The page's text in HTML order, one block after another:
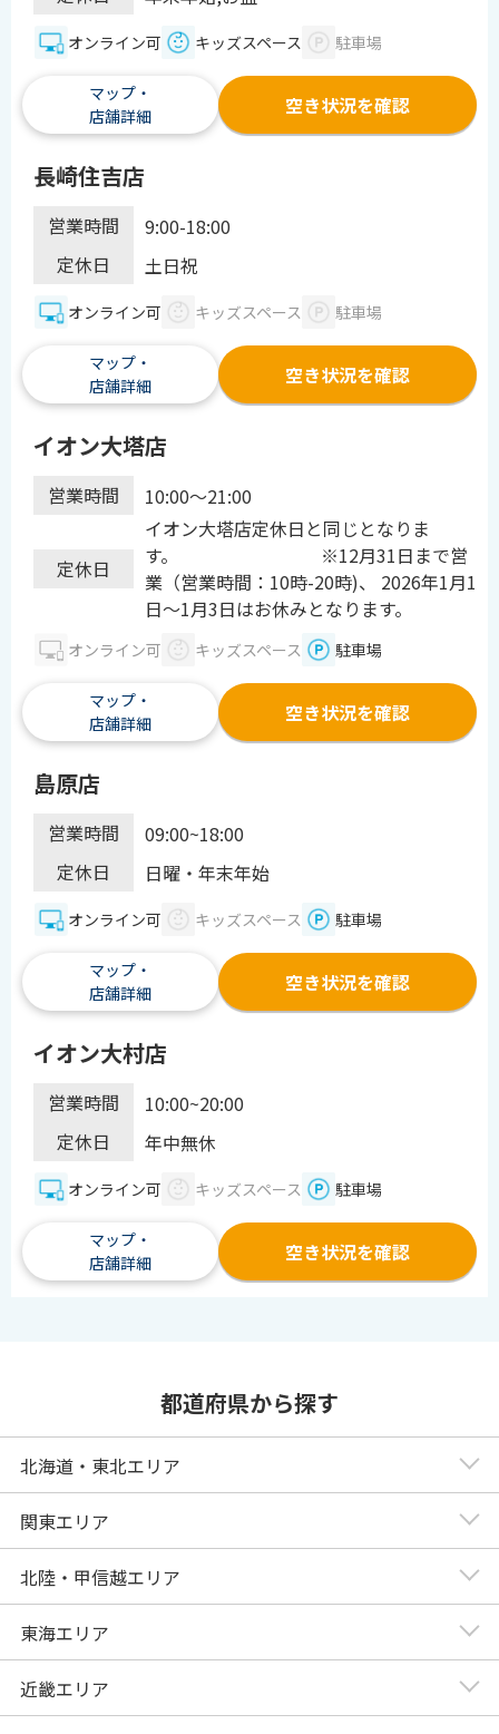
オンライン可 キッズスペース 駐車場
マップ・
店舗詳細
空き状況を確認
長崎住吉店
営業時間
9:00-18:00
定休日
土日祝
オンライン可 キッズスペース 駐車場
マップ・
店舗詳細
空き状況を確認
イオン大塔店
営業時間 10:00～21:00
定休日
イオン大塔店定休日と同じとなりま
す。 ※12月31日まで営
業（営業時間：10時-20時)、 2026年1月1
日～1月3日はお休みとなります。
オンライン可 キッズスペース 駐車場
マップ・
店舗詳細
空き状況を確認
島原店
営業時間
09:00~18:00
定休日
日曜・年末年始
オンライン可 キッズスペース 駐車場
マップ・
店舗詳細
空き状況を確認
イオン大村店
営業時間
10:00~20:00
定休日
年中無休
オンライン可 キッズスペース 駐車場
マップ・
店舗詳細
空き状況を確認
都道府県から探す
北海道・東北エリア
関東エリア
北陸・甲信越エリア
東海エリア
近畿エリア